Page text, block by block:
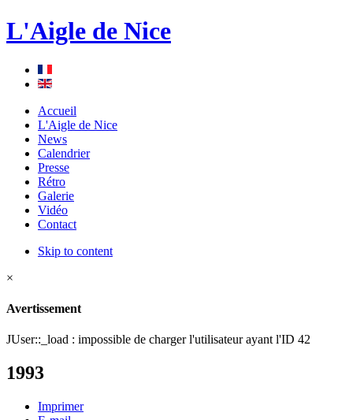
L'Aigle de Nice
Accueil
L'Aigle de Nice
News
Calendrier
Presse
Rétro
Galerie
Vidéo
Contact
Skip to content
×
Avertissement
JUser::_load : impossible de charger l'utilisateur ayant l'ID 42
1993
Imprimer